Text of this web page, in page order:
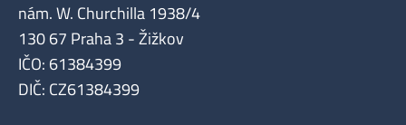
nám. W. Churchilla 1938/4
130 67 Praha 3 - Žižkov
IČO: 61384399
DIČ: CZ61384399